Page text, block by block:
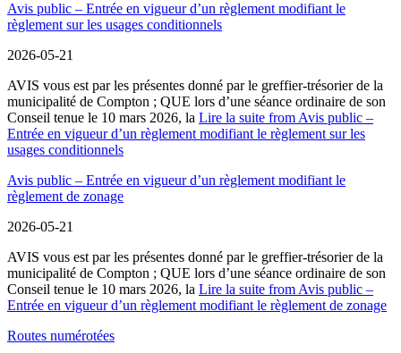
Avis public – Entrée en vigueur d’un règlement modifiant le
règlement sur les usages conditionnels
2026-05-21
AVIS vous est par les présentes donné par le greffier-trésorier de la
municipalité de Compton ; QUE lors d’une séance ordinaire de son
Conseil tenue le 10 mars 2026, la Lire la suite from Avis public –
Entrée en vigueur d’un règlement modifiant le règlement sur les
usages conditionnels
Avis public – Entrée en vigueur d’un règlement modifiant le
règlement de zonage
2026-05-21
AVIS vous est par les présentes donné par le greffier-trésorier de la
municipalité de Compton ; QUE lors d’une séance ordinaire de son
Conseil tenue le 10 mars 2026, la Lire la suite from Avis public –
Entrée en vigueur d’un règlement modifiant le règlement de zonage
Routes numérotées